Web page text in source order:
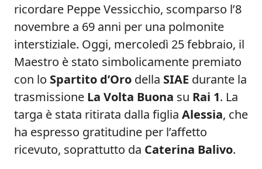
ricordare Peppe Vessicchio, scomparso l’8
novembre a 69 anni per una polmonite
interstiziale. Oggi, mercoledì 25 febbraio, il
Maestro è stato simbolicamente premiato
con lo Spartito d’Oro della SIAE durante la
trasmissione La Volta Buona su Rai 1. La
targa è stata ritirata dalla figlia Alessia, che
ha espresso gratitudine per l’affetto
ricevuto, soprattutto da Caterina Balivo.